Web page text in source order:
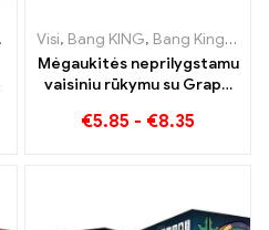
,Vienkartinės
Visi, Bang KING, Bang King išmanusis ekranas 15000 Puff
Mėgaukitės neprilygstamu
vaisiniu rūkymu su Grape
Screen 15000 Puff
€5.85 - €8.35